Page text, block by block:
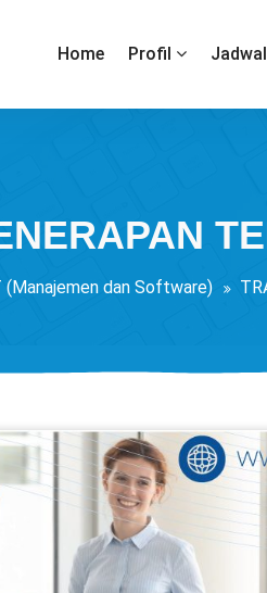
Home Profil Jadwal
(Manajemen dan Software)